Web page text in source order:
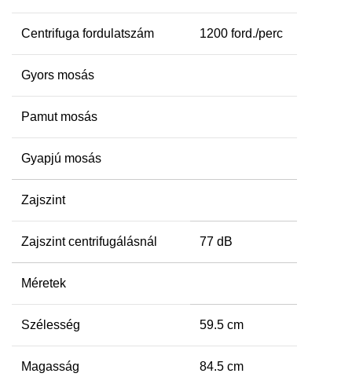
Centrifuga fordulatszám 1200 ford./perc
Gyors mosás
Pamut mosás
Gyapjú mosás
Zajszint
Zajszint centrifugálásnál 77 dB
Méretek
Szélesség 59.5 cm
Magasság 84.5 cm